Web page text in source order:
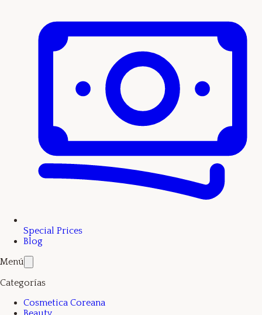
Special Prices
Blog
Menú
Categorías
Cosmetica Coreana